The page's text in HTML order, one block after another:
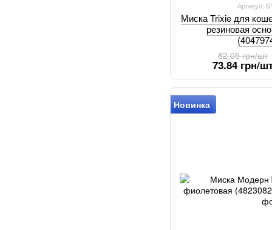
Артикул:
Миска Trixie для
резиновая
82.05 грн/шт
73.84 грн/
Новинка